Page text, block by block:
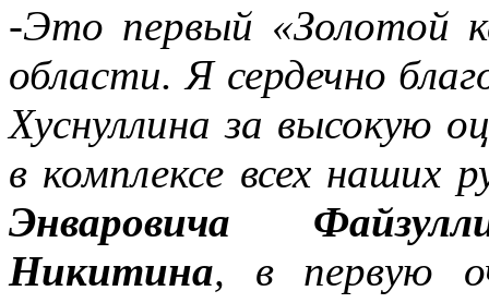
-Это первый «Золотой
области. Я сердечно
Хуснуллина за высокую
в комплексе всех наших
Энваровича
Никитина, в первую